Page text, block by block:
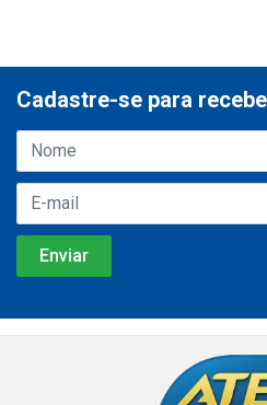
Cadastre-se para